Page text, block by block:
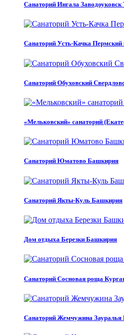
Санаторий Ингала
Санаторий Усть-Качка Пермский
Санаторий Обуховский
«Мельковский» санаторий
Санаторий Юматово Башкирия
Санаторий Якты-Куль Башкирия
Дом отдыха Березки Башкирия
Санаторий Сосновая роща
Санаторий Жемчужина Зауралья